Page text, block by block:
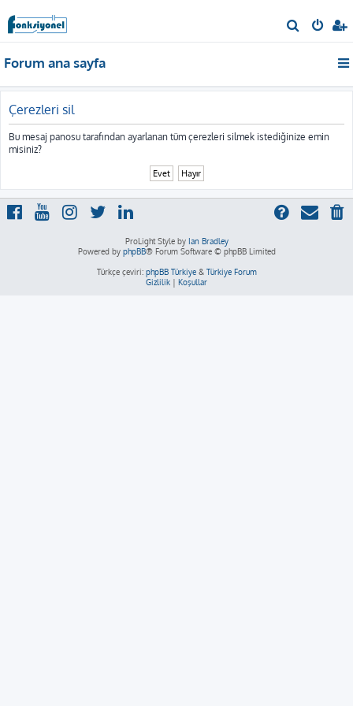
r
Forum ana sayfa
Çerezleri sil
Bu mesaj panosu tarafından ayarlanan tüm çerezleri silmek istediğinize emin
misiniz?
ProLight Style by Ian Bradley
Powered by phpBB® Forum Software © phpBB Limited
Türkçe çeviri: phpBB Türkiye& Türkiye Forum
Gizlilik | Koşullar